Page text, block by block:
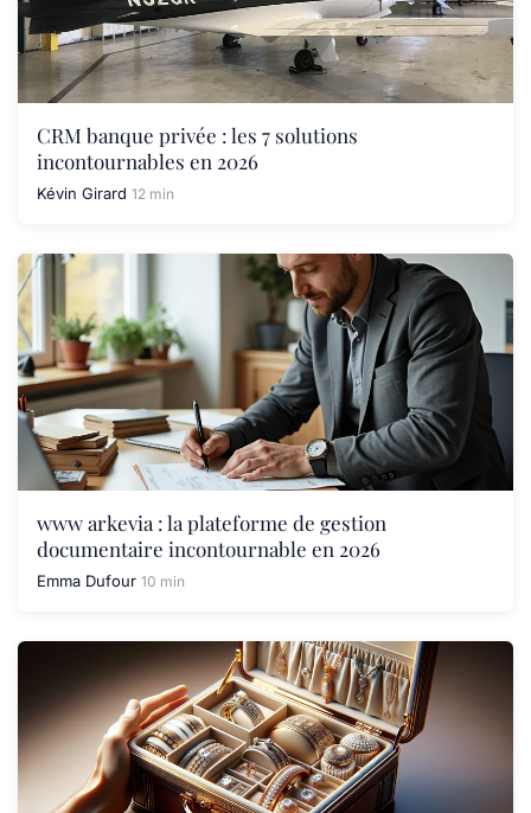
CRM banque privée : les 7 solutions
incontournables en 2026
Kévin Girard 12 min
www arkevia : la plateforme de gestion
documentaire incontournable en 2026
Emma Dufour 10 min